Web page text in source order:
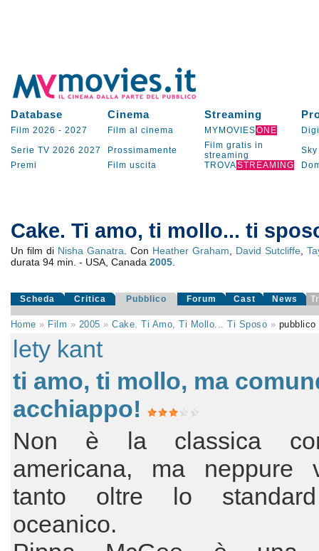
Database Cinema Streaming
Film 2026 - 2027 Film al cinema MYMOVIESONE
Serie TV 2026 2027 Prossimamente
Film gratis in
streaming
Sky
Premi
Film uscita TROVASTREAMING
Cake. Ti amo, ti mollo... ti
Un film di Nisha Ganatra . Con Heather Graham David Sutcliffe ,
durata 94 min. - USA, Canada 2005.
Scheda Critica Pubblico Forum Cast News
Home » Film » 2005 »Cake. Ti Amo, Ti Mollo... Ti Sposo » pubblico
lety kant
ti amo, ti mollo, ma
acchiappo!
Non è la classica
americana, ma neppure
tanto oltre lo
oceanico.